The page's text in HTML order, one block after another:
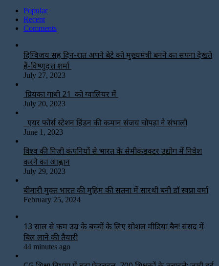
Popular
Recent
Comments
दिग्विजय सिंह दिन-रात अपने बेटे को मुख्यमंत्री बनने का सपना देखते
हैं-विष्णुदत्त शर्मा
July 27, 2023
प्रियंका गांधी 21 को ग्वालियर में
July 20, 2023
एयर फोर्स स्टेशन हिंडन की कमान संजय चोपड़ा ने संभाली
June 1, 2023
विश्‍व की निजी कंपनियों से भारत के सेमीकंडक्टर उद्योग में निवेश
करने का आह्वान
July 29, 2023
बीमारी मुक्त भारत की मुहिम की सतना में सारथी बनी डाॅ स्वप्ना वर्मा
February 25, 2024
13 साल से कम उम्र के बच्चों के लिए सोशल मीडिया बैन! संसद में
बिल लाने की तैयारी
44 minutes ago